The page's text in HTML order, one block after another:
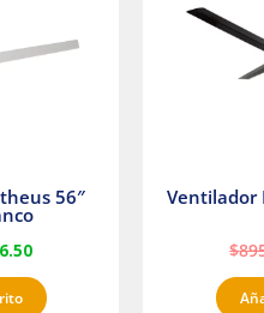
56″ Ventilador
$